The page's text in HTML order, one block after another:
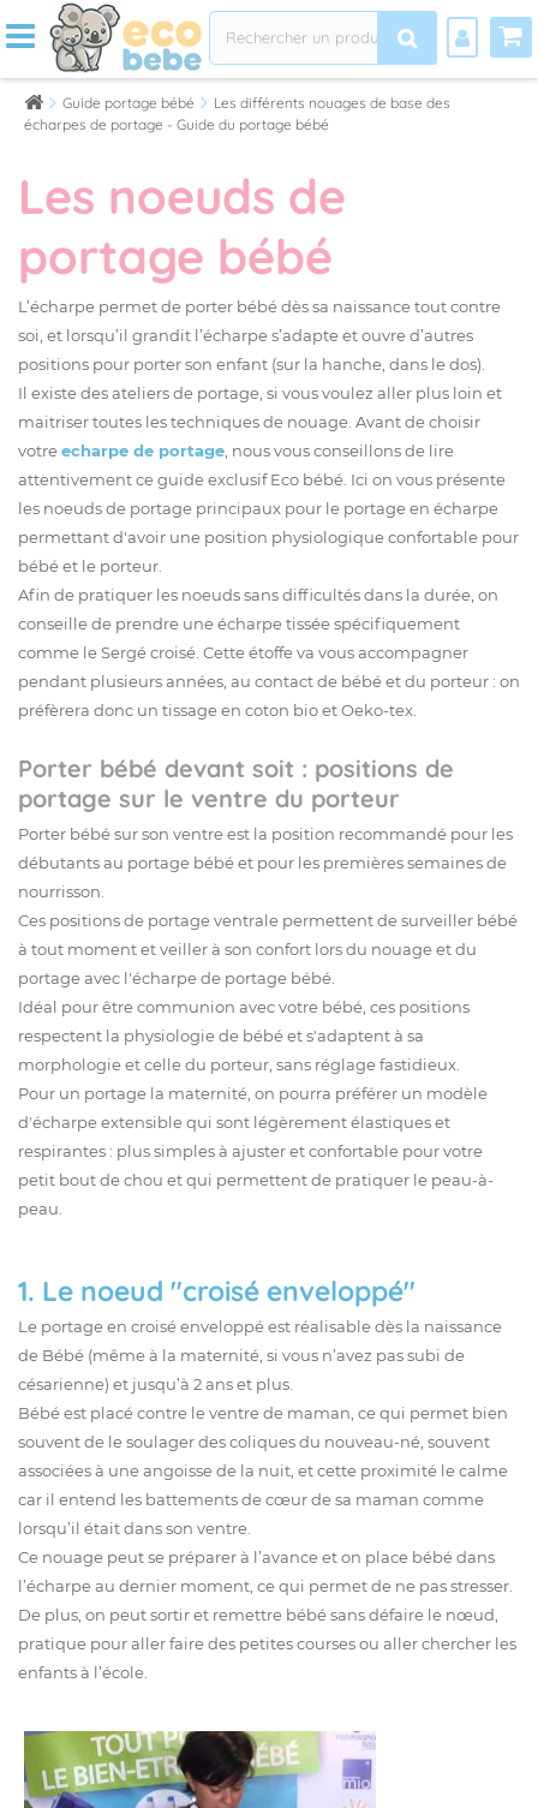
Guide portage bébé
Les différents nouages de base des
écharpes de portage - Guide du portage bébé
Les noeuds de
portage bébé
L’écharpe permet de porter bébé dès sa naissance tout contre
soi, et lorsqu’il grandit l’écharpe s’adapte et ouvre d’autres
positions pour porter son enfant (sur la hanche, dans le dos).
Il existe des ateliers de portage, si vous voulez aller plus loin et
maitriser toutes les techniques de nouage. Avant de choisir
votreecharpe de portage , nous vous conseillons de lire
attentivement ce guide exclusif Eco bébé. Ici on vous présente
les noeuds de portage principaux pour le portage en écharpe
permettant d'avoir une position physiologique confortable pour
bébé et le porteur.
Afin de pratiquer les noeuds sans difficultés dans la durée, on
conseille de prendre une écharpe tissée spécifiquement
comme le Sergé croisé. Cette étoffe va vous accompagner
pendant plusieurs années, au contact de bébé et du porteur : on
préfèrera donc un tissage en coton bio et Oeko-tex.
Porter bébé devant soit : positions de
portage sur le ventre du porteur
Porter bébé sur son ventre est la position recommandé pour les
débutants au portage bébé et pour les premières semaines de
nourrisson.
Ces positions de portage ventrale permettent de surveiller bébé
à tout moment et veiller à son confort lors du nouage et du
portage avec l'écharpe de portage bébé.
Idéal pour être communion avec votre bébé, ces positions
respectent la physiologie de bébé et s'adaptent à sa
morphologie et celle du porteur, sans réglage fastidieux.
Pour un portage la maternité, on pourra préférer un modèle
d'écharpe extensible qui sont légèrement élastiques et
respirantes : plus simples à ajuster et confortable pour votre
petit bout de chou et qui permettent de pratiquer le peau-à-
peau.
1. Le noeud "croisé enveloppé"
Le portage en croisé enveloppé est réalisable dès la naissance
de Bébé (même à la maternité, si vous n’avez pas subi de
césarienne) et jusqu’à 2 ans et plus.
Bébé est placé contre le ventre de maman, ce qui permet bien
souvent de le soulager des coliques du nouveau-né, souvent
associées à une angoisse de la nuit, et cette proximité le calme
car il entend les battements de cœur de sa maman comme
lorsqu’il était dans son ventre.
Ce nouage peut se préparer à l’avance et on place bébé dans
l’écharpe au dernier moment, ce qui permet de ne pas stresser.
De plus, on peut sortir et remettre bébé sans défaire le nœud,
pratique pour aller faire des petites courses ou aller chercher les
enfants à l’école.